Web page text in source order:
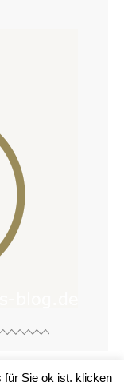
für Sie ok ist, klicken